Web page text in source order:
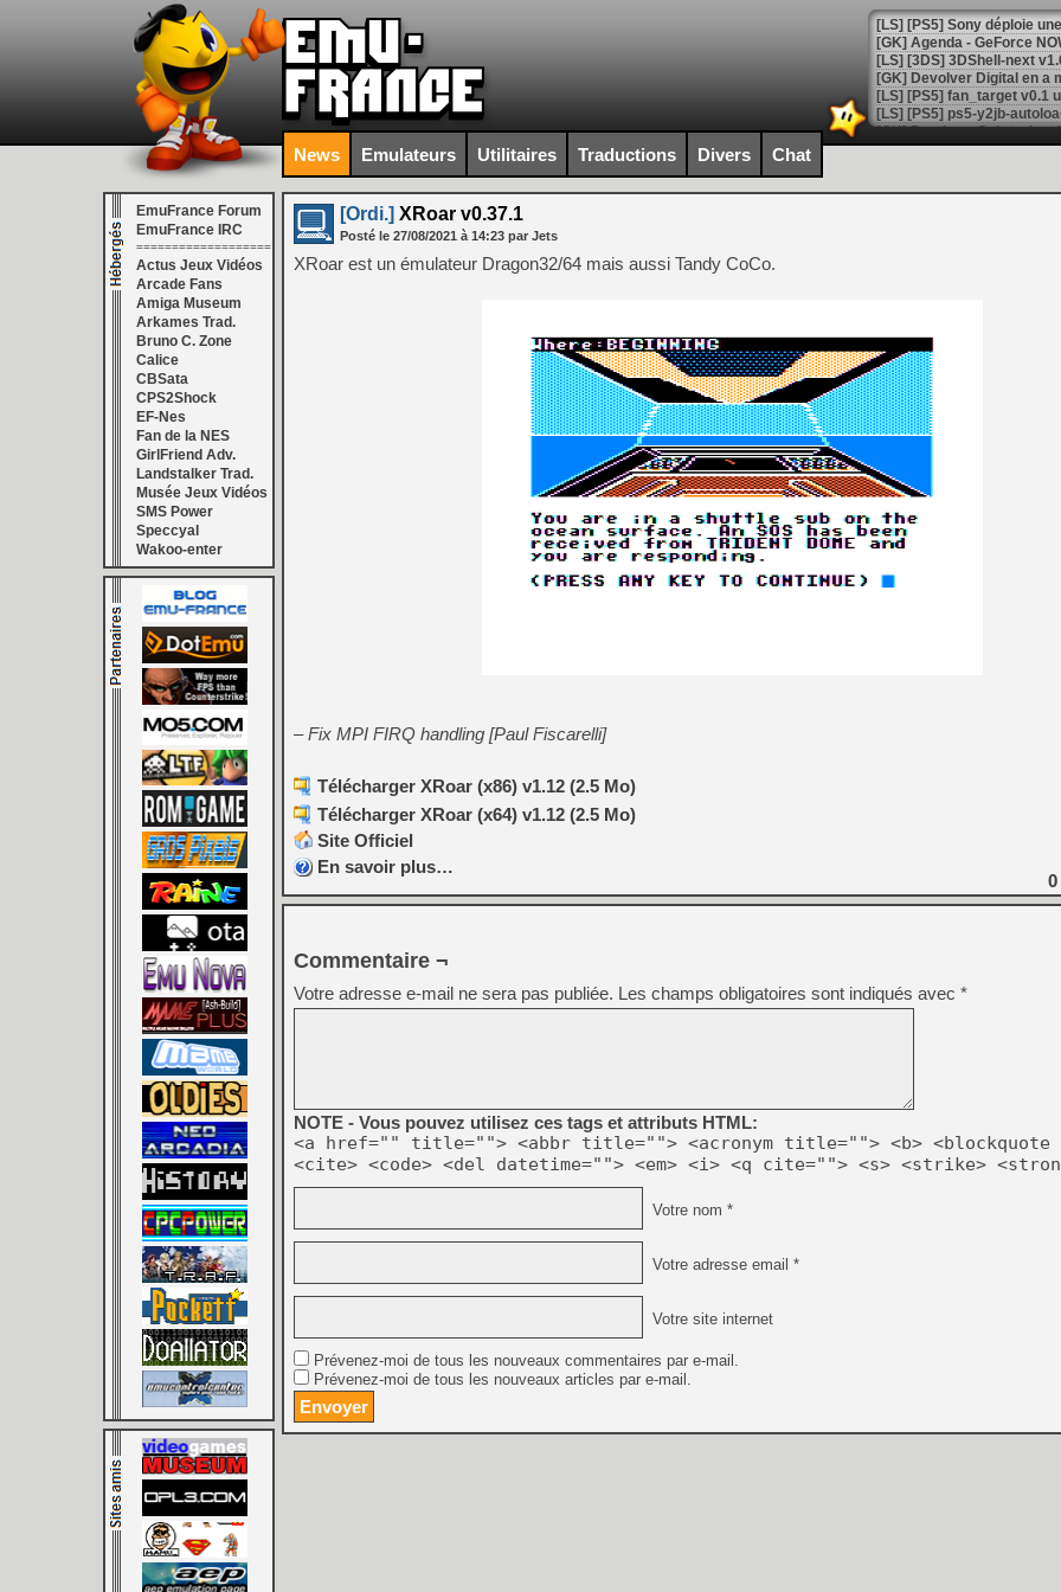
[GK] Agenda - GeForce
[GK] Devolver Digital en a
[LS] [PS5] ps5-y2jb-
[GK] Pourquoi Marvel
[GK] Test : Restory : Chill
[GK] GTA 6 : Rockstar
[GK] Hot Wheels Infinite
[GK] Mémoire cash -
[GK] Résultats Nintendo :
[GK] Déjà des
[Mo5] Brickboy cherche à
[GK] Minecraft et ses «
[GK] Beast of
[GK] Ubisoft : fin de partie
[GK] Mémoire cash -
[GK] Dan Houser (GTA)
[GK] Comment EA Sports
[GK] Crimson Moon : un
[GK] Isle of Reveries : le
[GK] Moonlighter 2 : The
[GK] Capcom relance
[Mo5] Deux inédits du
[GK] Le beat'em up The
[GK] Endless Legend 2 :
[LS] [PS5] Le WebKit
[GK] Oubliez Crazy Taxi,
[LS] [Switch] NSZ 5.0.0
[GK] No More Room in
News Emulateurs Utilitaires Traductions Divers Chat
EmuFrance Forum
EmuFrance IRC
===================
Actus Jeux Vidéos
Arcade Fans
Amiga Museum
Arkames Trad.
Bruno C. Zone
Calice
CBSata
CPS2Shock
EF-Nes
Fan de la NES
GirlFriend Adv.
Landstalker Trad.
Musée Jeux Vidéos
SMS Power
Speccyal
Wakoo-enter
[Ordi.] XRoar v0.37.1
Posté le 27/08/2021 à 14:23 par Jets
XRoar est un émulateur Dragon32/64 mais aussi Tandy CoCo.
– Fix MPI FIRQ handling [Paul Fiscarelli]
Télécharger XRoar (x86) v1.12 (2.5 Mo)
Télécharger XRoar (x64) v1.12 (2.5 Mo)
Site Officiel
En savoir plus…
0
Commentaire ¬
Votre adresse e-mail ne sera pas publiée. Les champs obligatoires sont indiqués avec *
NOTE - Vous pouvez utilisez ces tags et attributs HTML:
<a href="" title=""> <abbr title=""> <acronym title=""> <b> <blockquote
<cite> <code> <del datetime=""> <em> <i> <q cite=""> <s> <strike>
Votre nom *
Votre adresse email *
Votre site internet
Prévenez-moi de tous les nouveaux commentaires par e-mail.
Prévenez-moi de tous les nouveaux articles par e-mail.